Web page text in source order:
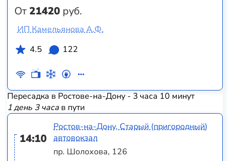
От21420 руб.
ИП Камельянова А.Ф.
4.5
122
Пересадка в Ростове-на-Дону - 3 часа 10 минут
1 день 3 часав пути
14:10
Ростов-на-Дону, Старый (пригородный)
автовокзал
пр. Шолохова, 126